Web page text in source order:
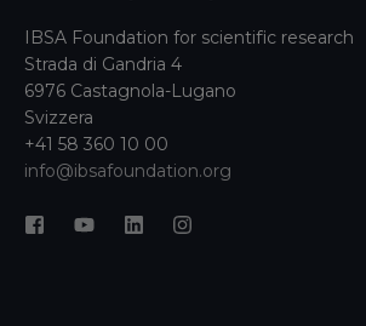
IBSA Foundation for scientific research
Strada di Gandria 4
6976 Castagnola-Lugano
Svizzera
+41 58 360 10 00
info@ibsafoundation.org